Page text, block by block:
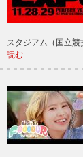
スタジアム（国立
読む